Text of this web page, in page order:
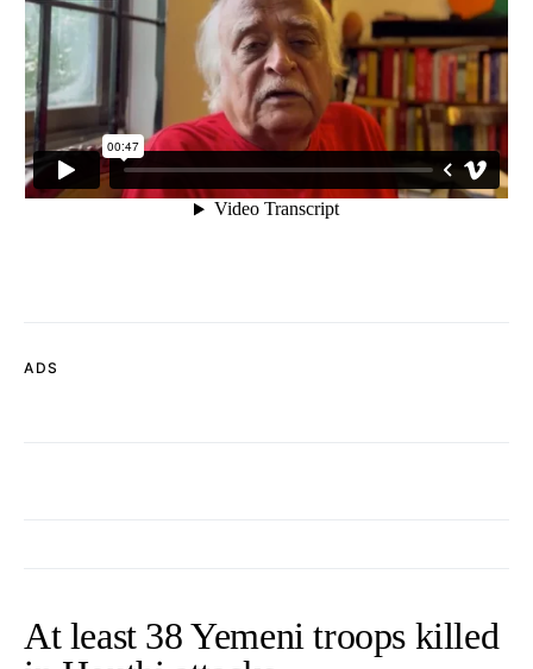
ADS
At least 38 Yemeni troops killed